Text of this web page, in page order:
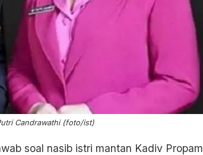
Candrawathi (foto/ist)
soal nasib istri mantan Kadiv Propam